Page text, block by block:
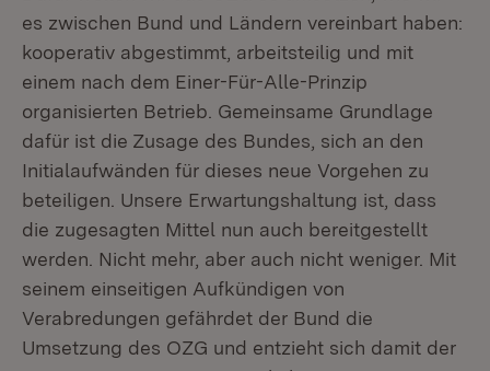
es zwischen Bund und Ländern vereinbart haben:
kooperativ abgestimmt, arbeitsteilig und mit
einem nach dem Einer-Für-Alle-Prinzip
organisierten Betrieb. Gemeinsame Grundlage
dafür ist die Zusage des Bundes, sich an den
Initialaufwänden für dieses neue Vorgehen zu
beteiligen. Unsere Erwartungshaltung ist, dass
die zugesagten Mittel nun auch bereitgestellt
werden. Nicht mehr, aber auch nicht weniger. Mit
seinem einseitigen Aufkündigen von
Verabredungen gefährdet der Bund die
Umsetzung des OZG und entzieht sich damit der